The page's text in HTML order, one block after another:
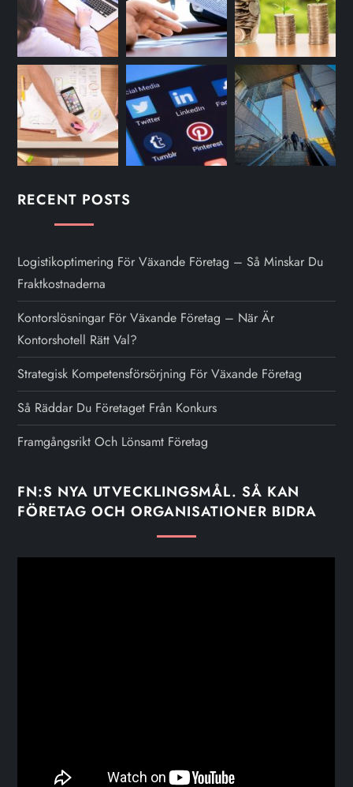
RECENT POSTS
Logistikoptimering För Växande Företag – Så Minskar Du
Fraktkostnaderna
Kontorslösningar För Växande Företag – När Är
Kontorshotell Rätt Val?
Strategisk Kompetensförsörjning För Växande Företag
Så Räddar Du Företaget Från Konkurs
Framgångsrikt Och Lönsamt Företag
FN:S NYA UTVECKLINGSMÅL. SÅ KAN
FÖRETAG OCH ORGANISATIONER BIDRA